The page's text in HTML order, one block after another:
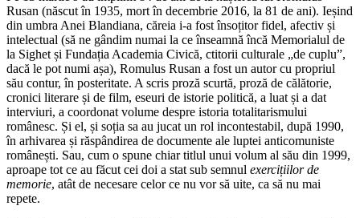
Rusan (născut în 1935, mort în decembrie 2016, la 81 de ani). Ieșind
din umbra Anei Blandiana, căreia i-a fost însoțitor fidel, afectiv și
intelectual (să ne gândim numai la ce înseamnă încă Memorialul de
la Sighet și Fundația Academia Civică, ctitorii culturale „de cuplu”,
dacă le pot numi așa), Romulus Rusan a fost un autor cu propriul
său contur, în posteritate. A scris proză scurtă, proză de călătorie,
cronici literare și de film, eseuri de istorie politică, a luat și a dat
interviuri, a coordonat volume despre istoria totalitarismului
românesc. Și el, și soția sa au jucat un rol incontestabil, după 1990,
în arhivarea și răspândirea de documente ale luptei anticomuniste
românești. Sau, cum o spune chiar titlul unui volum al său din 1999,
aproape tot ce au făcut cei doi a stat sub semnul exercițiilor de
memorie, atât de necesare celor ce nu vor să uite, ca să nu mai
repete.